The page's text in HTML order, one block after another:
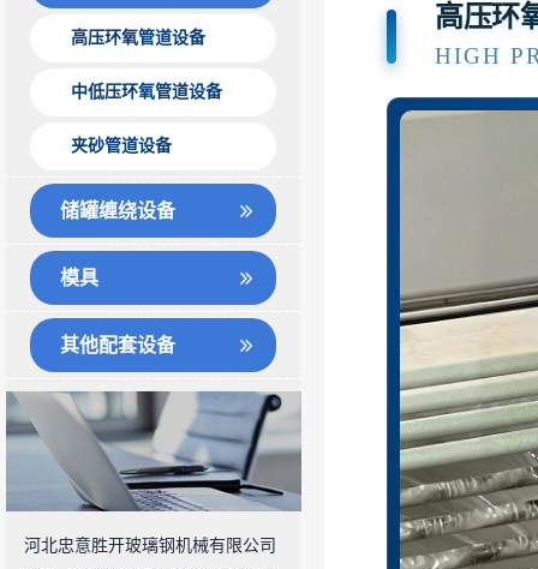
高压环氧管道设备
中低压环氧管道设备
夹砂管道设备
储罐缠绕设备
模具
其他配套设备
河北忠意胜开玻璃钢机械有限公司
高压环
HIGH